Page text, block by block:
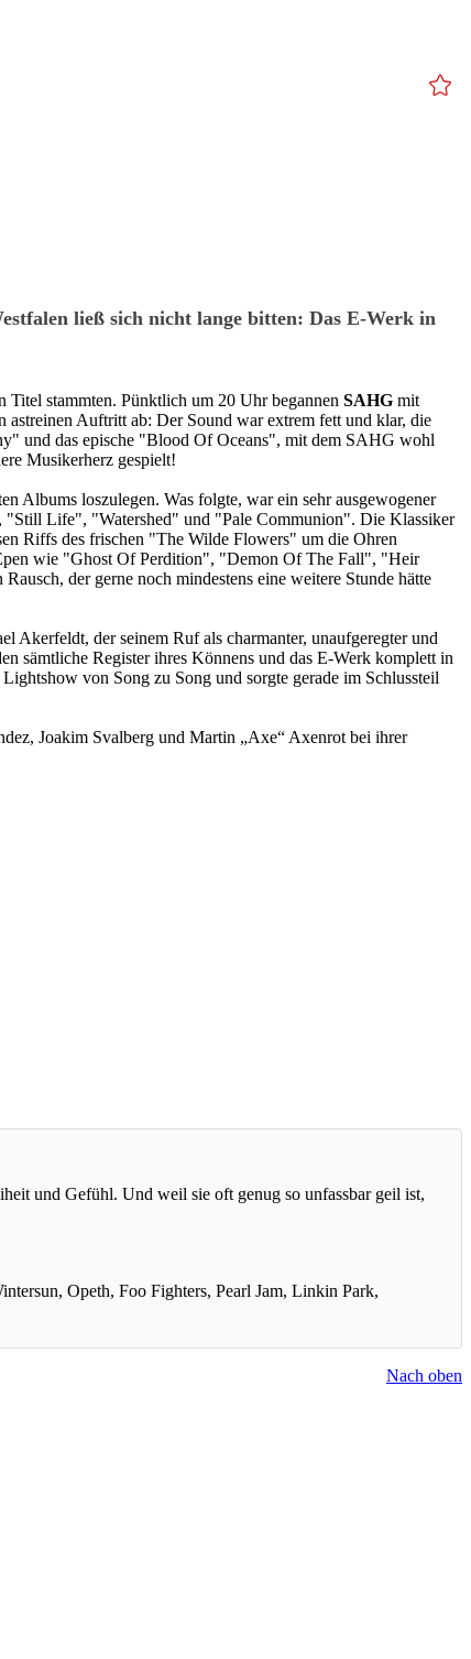
ließ sich nicht lange bitten: Das E-Werk in
stammten. Pünktlich um 20 Uhr begannen SAHG mit
Auftritt ab: Der Sound war extrem fett und klar, die
und das epische "Blood Of Oceans", mit dem SAHG wohl
Musikerherz gespielt!
Albums loszulegen. Was folgte, war ein sehr ausgewogener
Life", "Watershed" und "Pale Communion". Die Klassiker
Riffs des frischen "The Wilde Flowers" um die Ohren
wie "Ghost Of Perdition", "Demon Of The Fall", "Heir
der gerne noch mindestens eine weitere Stunde hätte
Akerfeldt, der seinem Ruf als charmanter, unaufgeregter und
sämtliche Register ihres Könnens und das E-Werk komplett in
von Song zu Song und sorgte gerade im Schlussteil
Joakim Svalberg und Martin „Axe“ Axenrot bei ihrer
und Gefühl. Und weil sie oft genug so unfassbar geil ist,
Opeth, Foo Fighters, Pearl Jam, Linkin Park,
Nach oben